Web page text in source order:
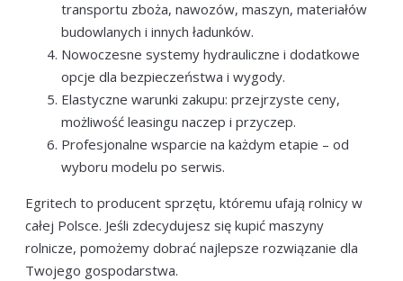
transportu zboża, nawozów, maszyn, materiałów
budowlanych i innych ładunków.
Nowoczesne systemy hydrauliczne i dodatkowe
opcje dla bezpieczeństwa i wygody.
Elastyczne warunki zakupu: przejrzyste ceny,
możliwość leasingu naczep i przyczep.
Profesjonalne wsparcie na każdym etapie – od
wyboru modelu po serwis.
Egritech to producent sprzętu, któremu ufają rolnicy w
całej Polsce. Jeśli zdecydujesz się kupić maszyny
rolnicze, pomożemy dobrać najlepsze rozwiązanie dla
Twojego gospodarstwa.